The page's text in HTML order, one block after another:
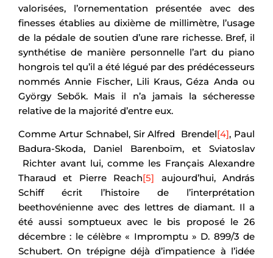
valorisées, l’ornementation présentée avec des
finesses établies au dixième de millimètre, l’usage
de la pédale de soutien d’une rare richesse. Bref, il
synthétise de manière personnelle l’art du piano
hongrois tel qu’il a été légué par des prédécesseurs
nommés Annie Fischer, Lili Kraus, Géza Anda ou
György Sebők. Mais il n’a jamais la sécheresse
relative de la majorité d’entre eux.
Comme Artur Schnabel, Sir Alfred Brendel[4], Paul
Badura-Skoda, Daniel Barenboïm, et Sviatoslav
Richter avant lui, comme les Français Alexandre
Tharaud et Pierre Reach[5] aujourd’hui, András
Schiff écrit l’histoire de l’interprétation
beethovénienne avec des lettres de diamant. Il a
été aussi somptueux avec le bis proposé le 26
décembre : le célèbre « Impromptu » D. 899/3 de
Schubert. On trépigne déjà d’impatience à l’idée